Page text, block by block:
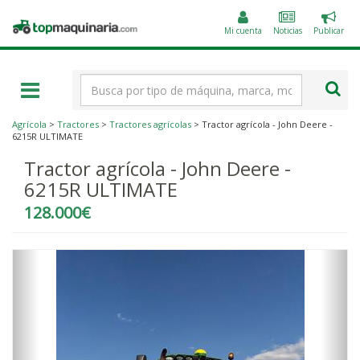
Topmaquinaria.com Mi cuenta Noticias
un
Publicar
Agrícola > Tractores > Tractores agrícolas > Tractor agrícola - John Deere -
6215R ULTIMATE
Tractor agrícola - John Deere -
6215R ULTIMATE
128.000€